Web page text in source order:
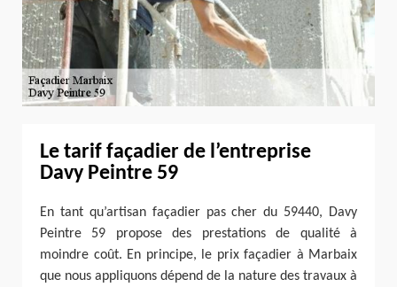
Le tarif façadier de l’entreprise
Davy Peintre 59
En tant qu’artisan façadier pas cher du 59440, Davy
Peintre 59 propose des prestations de qualité à
moindre coût. En principe, le prix façadier à Marbaix
que nous appliquons dépend de la nature des travaux à